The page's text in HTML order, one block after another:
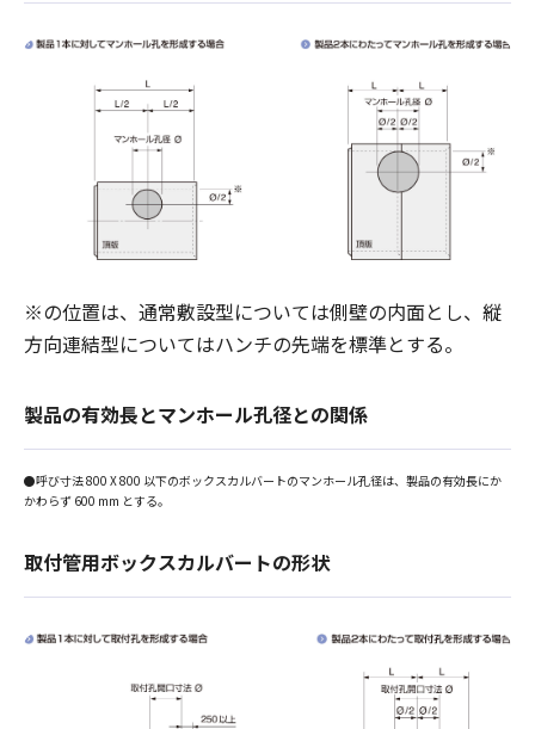
※の位置は、通常敷設型については側壁の内面とし、縦
方向連結型についてはハンチの先端を標準とする。
製品の有効長とマンホール孔径との関係
●呼び寸法 800 X 800 以下のボックスカルバートのマンホール孔径は、製品の有効長にか
かわらず 600 mm とする。
取付管用ボックスカルバートの形状